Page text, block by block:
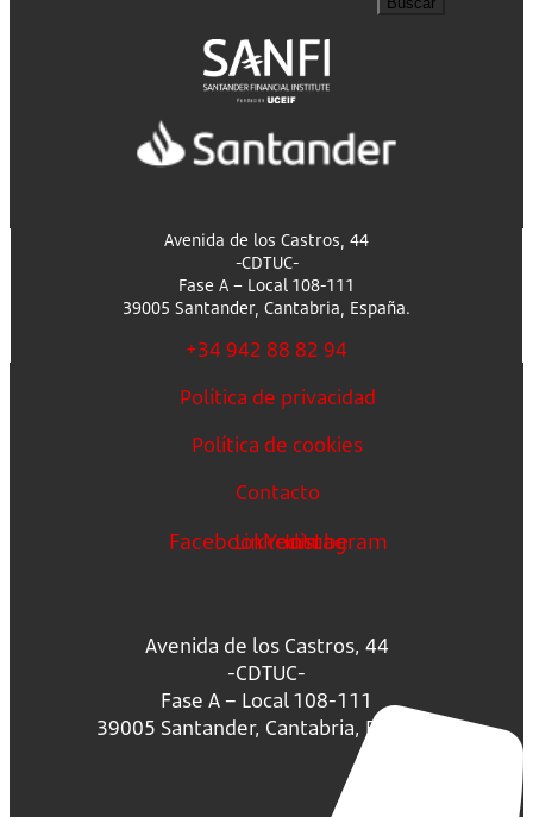
Avenida de los Castros, 44
-CDTUC-
Fase A – Local 108-111
39005 Santander, Cantabria, España.
+34 942 88 82 94
Política de privacidad
Política de cookies
Contacto
FacebookLinkedin
Youtube
Instagram
Avenida de los Castros, 44
-CDTUC-
Fase A – Local 108-111
39005 Santander, Cantabria, España.